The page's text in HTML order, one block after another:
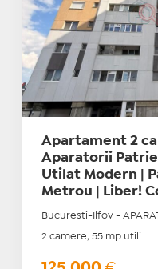
Apartament 2
Aparatorii
Utilat Modern |
Metrou | Liber!
Bucuresti-Ilfov -
2 camere, 55 mp utili